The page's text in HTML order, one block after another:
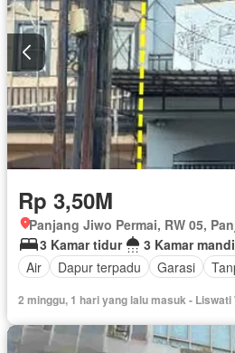
Rp 3,50M
3 Kamar tidur
3 Kamar mandi
Air
Dapur terpadu Garasi
2 minggu, 1 hari yang lalu masuk -